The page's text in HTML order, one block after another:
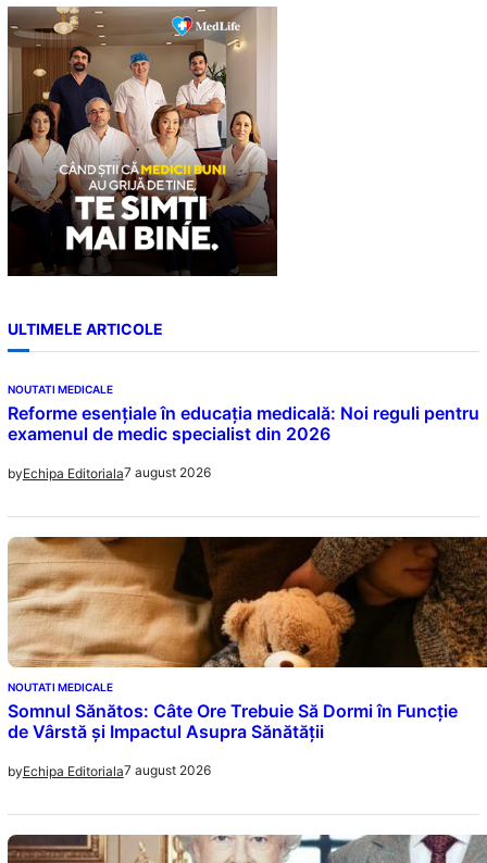
c
h
ULTIMELE ARTICOLE
NOUTATI MEDICALE
Reforme esențiale în educația medicală: Noi reguli pentru
examenul de medic specialist din 2026
byEchipa Editoriala7 august 2026
NOUTATI MEDICALE
Somnul Sănătos: Câte Ore Trebuie Să Dormi în Funcție
de Vârstă și Impactul Asupra Sănătății
byEchipa Editoriala7 august 2026